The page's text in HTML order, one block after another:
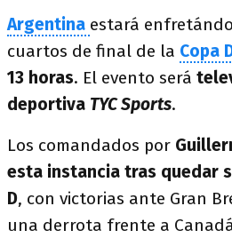
Argentina estará
cuartos de final de la Copa
13 horas. El evento será
deportiva TYC Sports.
Los comandados por
esta instancia tras quedar
D, con victorias ante Gran
una derrota frente a